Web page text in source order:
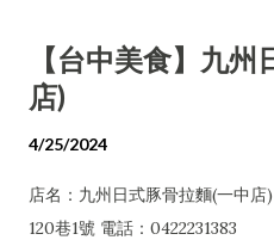
【台中美食】九
店)
4/25/2024
店名：九州日式豚骨拉麵(一中
120巷1號 電話：0422231383